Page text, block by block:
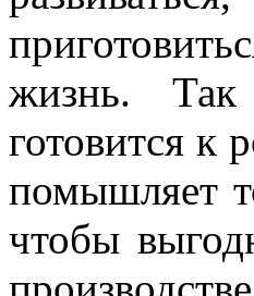
жизнь. Так
готовится к
помышляет
чтобы